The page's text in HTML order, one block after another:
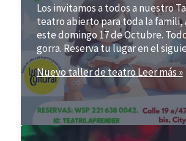
Los invitamos a todos a nuestro
teatro abierto para toda la famili,
este domingo 17 de Octubre.
gorra. Reserva tu lugar en el
Nuevo taller de teatroLeer más »